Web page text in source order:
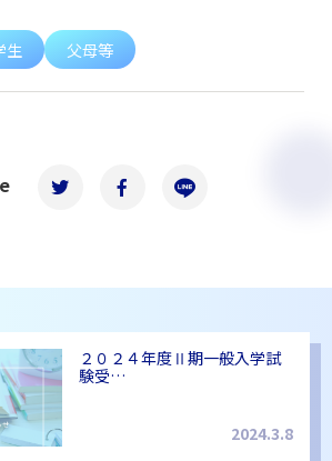
生 父母等
２０２４年度Ⅱ期一般入学試
験受…
2024.3.8